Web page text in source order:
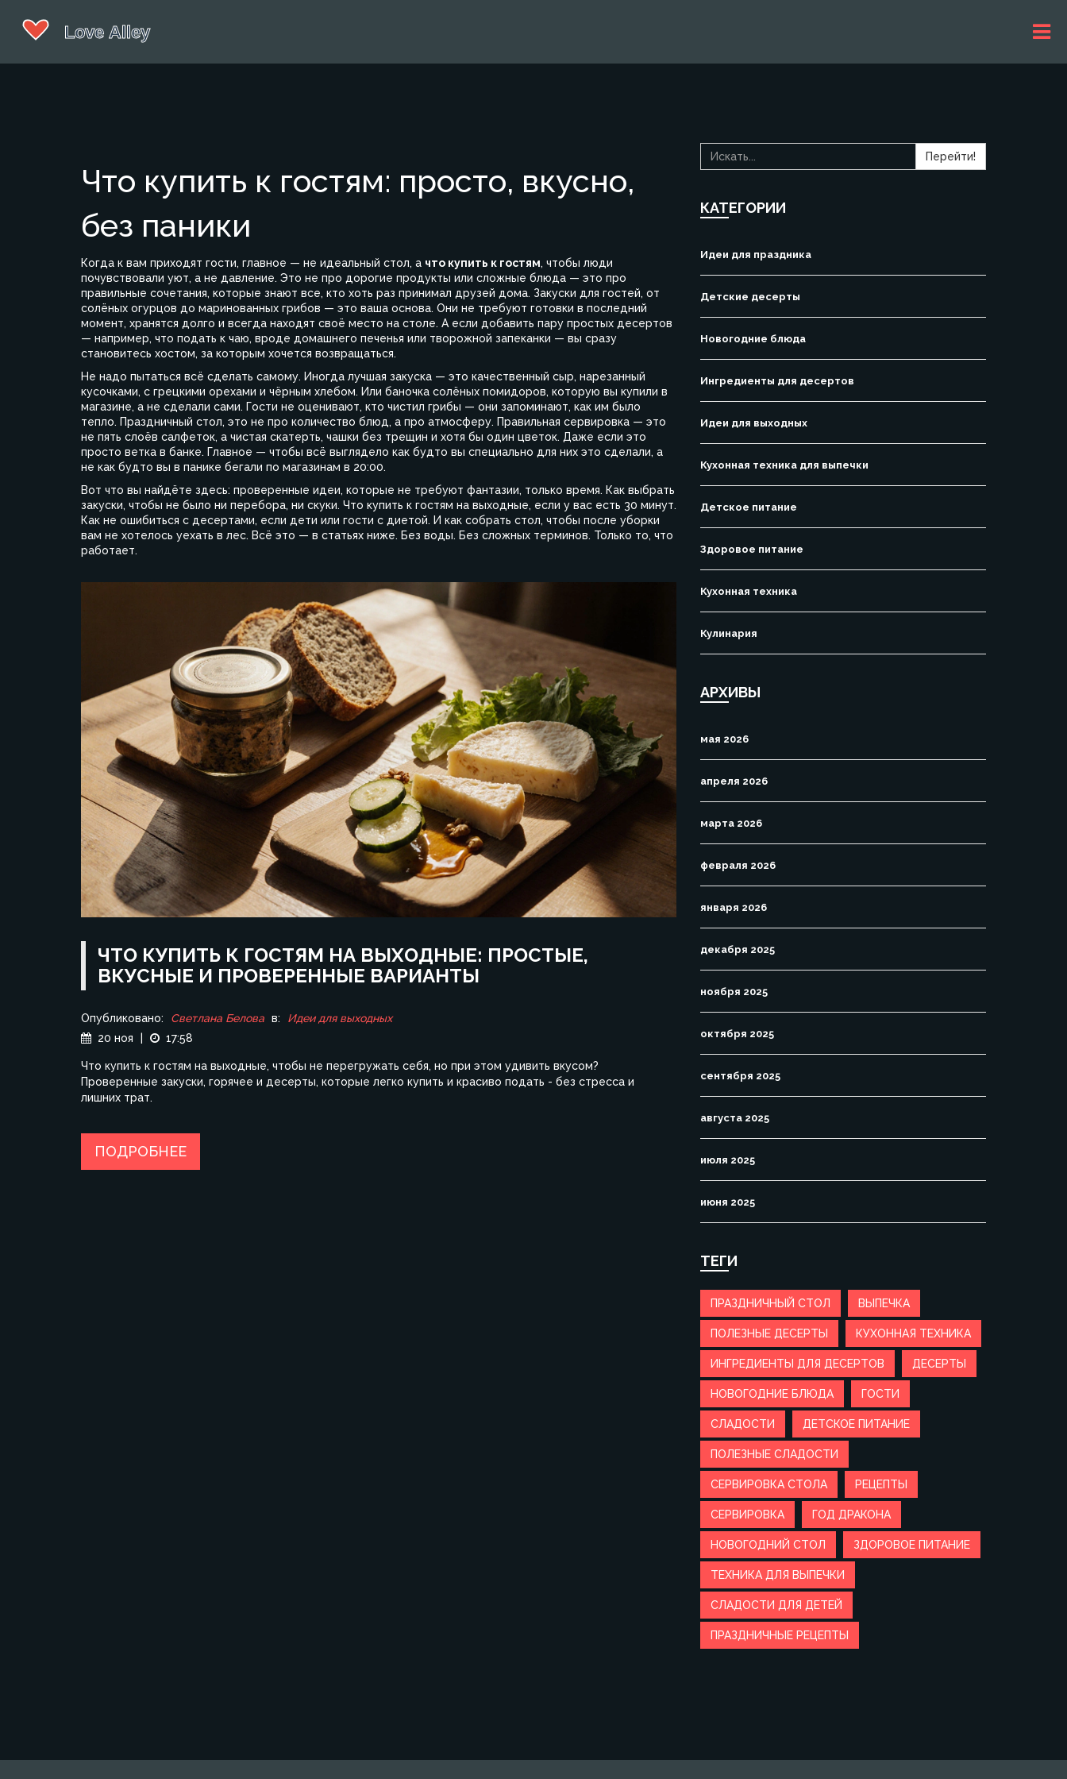
Что купить к гостям: просто, вкусно,
без паники
Когда к вам приходят гости, главное — не идеальный стол, а что купить к гостям, чтобы люди
почувствовали уют, а не давление. Это не про дорогие продукты или сложные блюда — это про
правильные сочетания, которые знают все, кто хоть раз принимал друзей дома. Закуски для гостей, от
солёных огурцов до маринованных грибов — это ваша основа. Они не требуют готовки в последний
момент, хранятся долго и всегда находят своё место на столе. А если добавить пару простых десертов
— например, что подать к чаю, вроде домашнего печенья или творожной запеканки — вы сразу
становитесь хостом, за которым хочется возвращаться.
Не надо пытаться всё сделать самому. Иногда лучшая закуска — это качественный сыр, нарезанный
кусочками, с грецкими орехами и чёрным хлебом. Или баночка солёных помидоров, которую вы купили в
магазине, а не сделали сами. Гости не оценивают, кто чистил грибы — они запоминают, как им было
тепло. Праздничный стол, это не про количество блюд, а про атмосферу. Правильная сервировка — это
не пять слоёв салфеток, а чистая скатерть, чашки без трещин и хотя бы один цветок. Даже если это
просто ветка в банке. Главное — чтобы всё выглядело как будто вы специально для них это сделали, а
не как будто вы в панике бегали по магазинам в 20:00.
Вот что вы найдёте здесь: проверенные идеи, которые не требуют фантазии, только время. Как выбрать
закуски, чтобы не было ни перебора, ни скуки. Что купить к гостям на выходные, если у вас есть 30 минут.
Как не ошибиться с десертами, если дети или гости с диетой. И как собрать стол, чтобы после уборки
вам не хотелось уехать в лес. Всё это — в статьях ниже. Без воды. Без сложных терминов. Только то, что
работает.
ЧТО КУПИТЬ К ГОСТЯМ НА ВЫХОДНЫЕ: ПРОСТЫЕ,
ВКУСНЫЕ И ПРОВЕРЕННЫЕ ВАРИАНТЫ
Опубликовано: Светлана Белова в:
Идеи для выходных
20 ноя
17:58
Что купить к гостям на выходные, чтобы не перегружать себя, но при этом удивить вкусом?
Проверенные закуски, горячее и десерты, которые легко купить и красиво подать - без стресса и
лишних трат.
ПОДРОБНЕЕ
Перейти!
КАТЕГОРИИ
Идеи для праздника
Детские десерты
Новогодние блюда
Ингредиенты для десертов
Идеи для выходных
Кухонная техника для выпечки
Детское питание
Здоровое питание
Кухонная техника
Кулинария
АРХИВЫ
мая 2026
апреля 2026
марта 2026
февраля 2026
января 2026
декабря 2025
ноября 2025
октября 2025
сентября 2025
августа 2025
июля 2025
июня 2025
ТЕГИ
ПРАЗДНИЧНЫЙ СТОЛ ВЫПЕЧКА
ПОЛЕЗНЫЕ ДЕСЕРТЫ КУХОННАЯ ТЕХНИКА
ИНГРЕДИЕНТЫ ДЛЯ ДЕСЕРТОВ ДЕСЕРТЫ
НОВОГОДНИЕ БЛЮДА ГОСТИ
СЛАДОСТИ ДЕТСКОЕ ПИТАНИЕ
ПОЛЕЗНЫЕ СЛАДОСТИ
СЕРВИРОВКА СТОЛА РЕЦЕПТЫ
СЕРВИРОВКА ГОД ДРАКОНА
НОВОГОДНИЙ СТОЛ ЗДОРОВОЕ ПИТАНИЕ
ТЕХНИКА ДЛЯ ВЫПЕЧКИ
СЛАДОСТИ ДЛЯ ДЕТЕЙ
ПРАЗДНИЧНЫЕ РЕЦЕПТЫ